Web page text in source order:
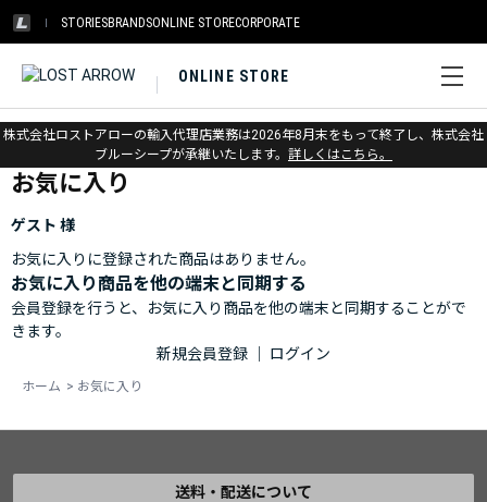
STORIESBRANDSONLINE STORECORPORATE
ONLINE STORE
株式会社ロストアローの輸入代理店業務は2026年8月末をもって終了し、株式会社
ブルーシープが承継いたします。 詳しくはこちら。
ホーム > お気に入り
お気に入り
ゲスト 様
お気に入りに登録された商品はありません。
お気に入り商品を他の端末と同期する
会員登録を行うと、お気に入り商品を他の端末と同期することがで
きます。
新規会員登録
ログイン
ホーム > お気に入り
送料・配送について